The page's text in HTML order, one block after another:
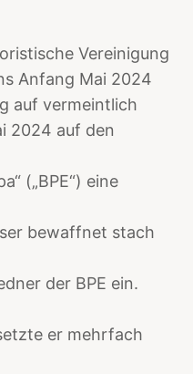
Vereinigung
Anfang Mai 2024
auf vermeintlich
2024 auf den
(„BPE“) eine
bewaffnet stach
der BPE ein.
er mehrfach